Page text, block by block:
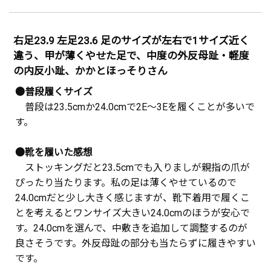
右足23.9 左足23.6 足のサイズが左右で1サイズ近く
違う、甲が薄くやせた足で、中度の外反母趾・軽度
の内反小趾、かかとほっそりさん
●普段履くサイズ
普段は23.5cmか24.0cmで2E～3Eを履くことが多いで
す。
●靴を履いた感想
ストッキングだと23.5cmでも入りましが親指の爪が
ぴったり当たります。私の足は薄くやせているので
24.0cmだと少し大きく感じますが、靴下着用で履くこ
とを考えるとワンサイズ大きい24.0cmのほうが安心で
す。24.0cmを選んで、中敷きを追加して調整するのが
良さそうです。外反母趾の部分も当たらずに履きやすい
です。